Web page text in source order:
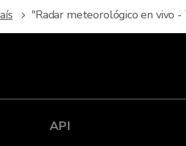
"Radar meteorológico en vivo -
API